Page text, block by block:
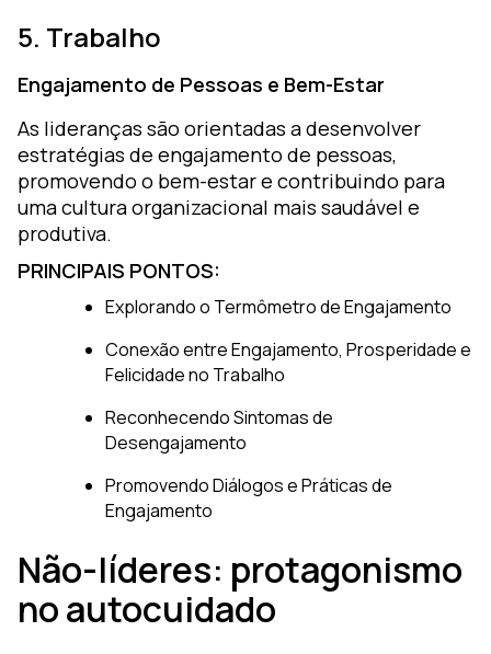
5. Trabalho
Engajamento de Pessoas e Bem-Estar
As lideranças são orientadas a desenvolver
estratégias de engajamento de pessoas,
promovendo o bem-estar e contribuindo para
uma cultura organizacional mais saudável e
produtiva.
PRINCIPAIS PONTOS:
Explorando o Termômetro de Engajamento
Conexão entre Engajamento, Prosperidade e
Felicidade no Trabalho
Reconhecendo Sintomas de
Desengajamento
Promovendo Diálogos e Práticas de
Engajamento
Não-líderes: protagonismo
no autocuidado